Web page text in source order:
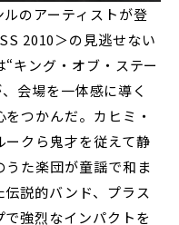
のアーティストが登
2010＞の見逃せない
キング・オブ・ステー
会場を一体感に導く
つかんだ。カヒミ・
クら鬼才を従えて静
た楽団が童謡で和ま
説的バンド、プラス
強烈なインパクトを